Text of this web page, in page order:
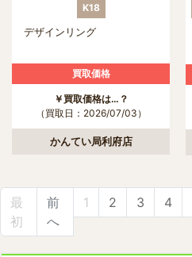
K18
デザインリング
買取価格
￥買取価格は…？
（買取日：2026/07/03）
かんてい局利府店
最
初
前
へ
1 2 3 4